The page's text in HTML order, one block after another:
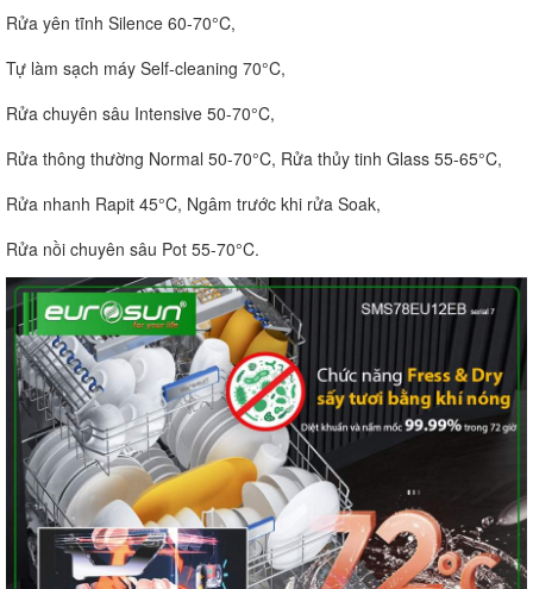
Rửa yên tĩnh Silence 60-70°C,
Tự làm sạch máy Self-cleaning 70°C,
Rửa chuyên sâu Intensive 50-70°C,
Rửa thông thường Normal 50-70°C, Rửa thủy tinh Glass 55-65°C,
Rửa nhanh Rapit 45°C, Ngâm trước khi rửa Soak,
Rửa nồi chuyên sâu Pot 55-70°C.